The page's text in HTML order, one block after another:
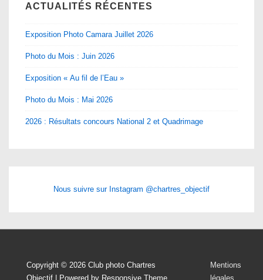
ACTUALITÉS RÉCENTES
Exposition Photo Camara Juillet 2026
Photo du Mois : Juin 2026
Exposition « Au fil de l’Eau »
Photo du Mois : Mai 2026
2026 : Résultats concours National 2 et Quadrimage
Nous suivre sur Instagram @chartres_objectif
Copyright © 2026 Club photo Chartres
Objectif | Powered by Responsive Theme
Menu
Mentions
légales